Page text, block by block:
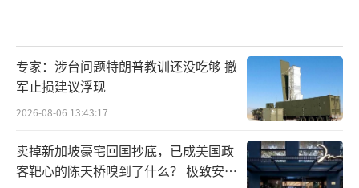
专家：涉台问题特朗普教训还没吃够 撤
军止损建议浮现
2026-08-06 13:43:17
卖掉新加坡豪宅回国抄底，已成美国政
客靶心的陈天桥嗅到了什么？ 极致安全